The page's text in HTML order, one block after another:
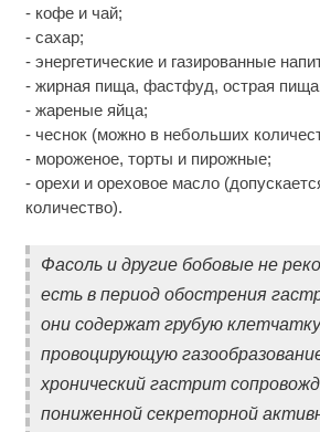
- кофе и чай;
- сахар;
- энергетические и газированные
- жирная пища, фастфуд, острая
- жареные яйца;
- чеснок (можно в небольших
- мороженое, торты и пирожные;
- орехи и ореховое масло
количество).
Фасоль и другие бобовые не
есть в период обострения
они содержат грубую
провоцирующую
хронический гастрит
пониженной секреторной